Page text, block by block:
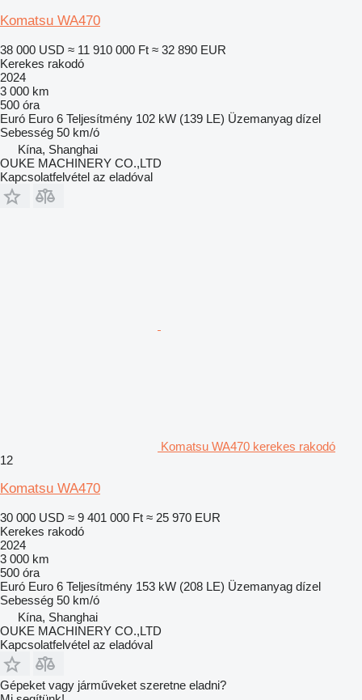
Komatsu WA470
38 000 USD ≈ 11 910 000 Ft ≈ 32 890 EUR
Kerekes rakodó
2024
3 000 km
500 óra
Euró Euro 6 Teljesítmény 102 kW (139 LE) Üzemanyag dízel
Sebesség 50 km/ó
Kína, Shanghai
OUKE MACHINERY CO.,LTD
Kapcsolatfelvétel az eladóval
Komatsu WA470 kerekes rakodó
12
Komatsu WA470
30 000 USD ≈ 9 401 000 Ft ≈ 25 970 EUR
Kerekes rakodó
2024
3 000 km
500 óra
Euró Euro 6 Teljesítmény 153 kW (208 LE) Üzemanyag dízel
Sebesség 50 km/ó
Kína, Shanghai
OUKE MACHINERY CO.,LTD
Kapcsolatfelvétel az eladóval
Gépeket vagy járműveket szeretne eladni?